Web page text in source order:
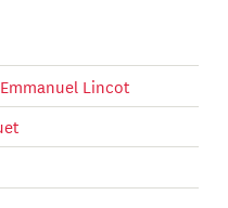
Emmanuel Lincot